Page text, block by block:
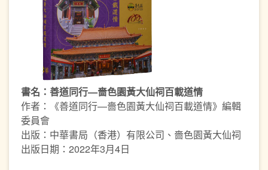
書名：善道同行—嗇色園黃大仙祠百載道情
作者：《善道同行—嗇色園黃大仙祠百載道情》編輯
委員會
出版：中華書局（香港）有限公司、嗇色園黃大仙祠
出版日期：2022年3月4日